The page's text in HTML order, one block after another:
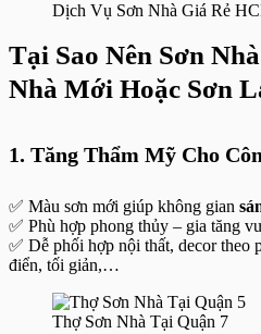
Dịch Vụ Sơn Nhà Giá Rẻ
Tại Sao Nên Sơn
Nhà Mới Hoặc Sơn
1. Tăng Thẩm Mỹ Cho
✅ Màu sơn mới giúp không gian
✅ Phù hợp phong thủy – gia tăng
✅ Dễ phối hợp nội thất, decor theo
điển, tối giản,…
Thợ Sơn Nhà Tại Quận 7